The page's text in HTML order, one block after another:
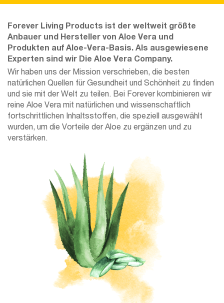
Forever Living Products ist der weltweit größte
Anbauer und Hersteller von Aloe Vera und
Produkten auf Aloe-Vera-Basis. Als ausgewiesene
Experten sind wir Die Aloe Vera Company.
Wir haben uns der Mission verschrieben, die besten
natürlichen Quellen für Gesundheit und Schönheit zu finden
und sie mit der Welt zu teilen. Bei Forever kombinieren wir
reine Aloe Vera mit natürlichen und wissenschaftlich
fortschrittlichen Inhaltsstoffen, die speziell ausgewählt
wurden, um die Vorteile der Aloe zu ergänzen und zu
verstärken.